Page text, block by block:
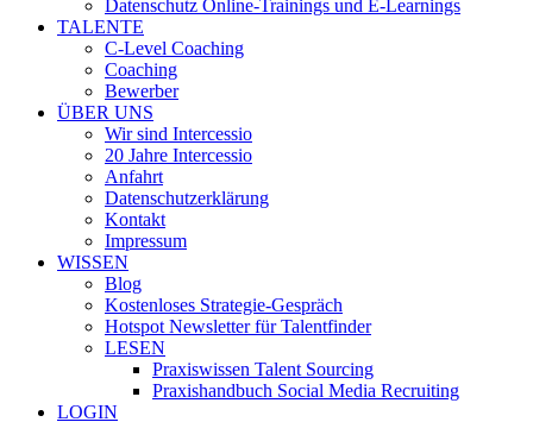
Datenschutz Online-Trainings und E-Learnings
TALENTE
C-Level Coaching
Coaching
Bewerber
ÜBER UNS
Wir sind Intercessio
20 Jahre Intercessio
Anfahrt
Datenschutzerklärung
Kontakt
Impressum
WISSEN
Blog
Kostenloses Strategie-Gespräch
Hotspot Newsletter für Talentfinder
LESEN
Praxiswissen Talent Sourcing
Praxishandbuch Social Media Recruiting
LOGIN